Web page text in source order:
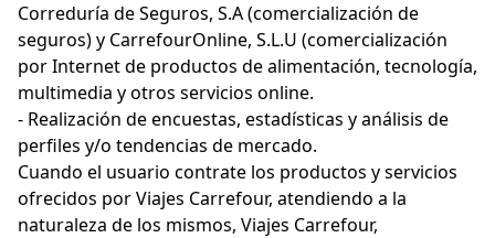
Correduría de Seguros, S.A (comercialización de
seguros) y CarrefourOnline, S.L.U (comercialización
por Internet de productos de alimentación, tecnología,
multimedia y otros servicios online.
- Realización de encuestas, estadísticas y análisis de
perfiles y/o tendencias de mercado.
Cuando el usuario contrate los productos y servicios
ofrecidos por Viajes Carrefour, atendiendo a la
naturaleza de los mismos, Viajes Carrefour,